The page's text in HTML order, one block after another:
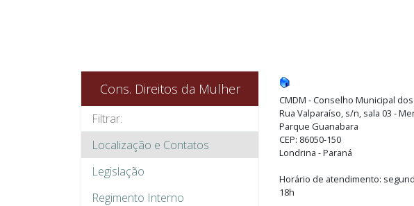
Cons. Direitos da Mulher
Localização e Contatos
Legislação
Regimento Interno
CMDM - Conselho Municipal
Rua Valparaíso, s/n, sala 03 -
Parque Guanabara
CEP: 86050-150
Londrina - Paraná
Horário de atendimento:
18h